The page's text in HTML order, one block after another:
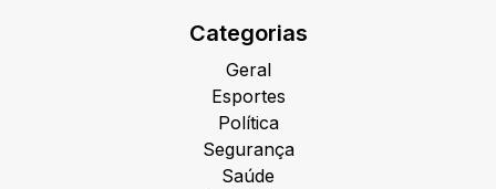
Categorias
Geral
Esportes
Política
Segurança
Saúde